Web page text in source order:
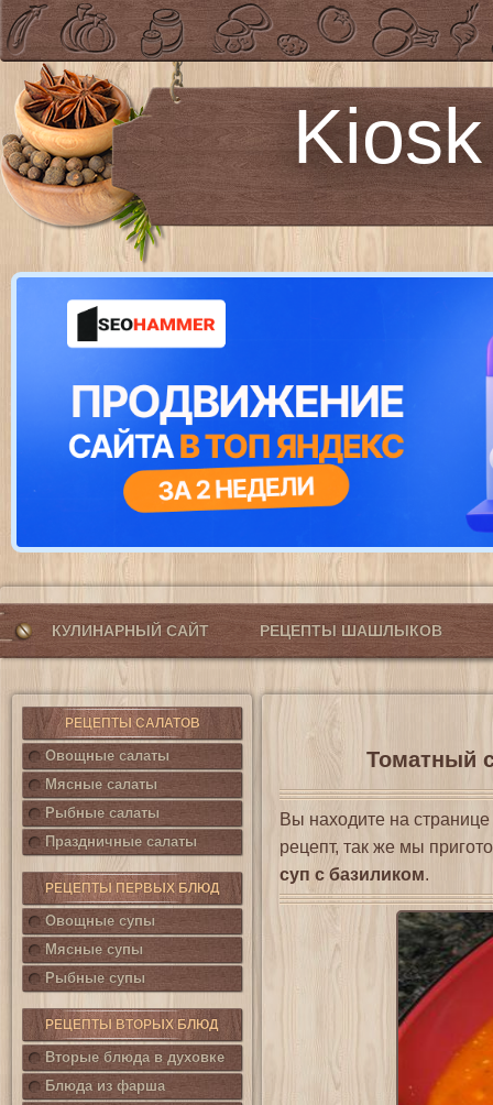
КУЛИНАРНЫЙ САЙТ РЕЦЕПТЫ ШАШЛЫКОВ
РЕЦЕПТЫ САЛАТОВ
Овощные салаты
Мясные салаты
Рыбные салаты
Праздничные салаты
РЕЦЕПТЫ ПЕРВЫХ БЛЮД
Овощные супы
Мясные супы
Рыбные супы
РЕЦЕПТЫ ВТОРЫХ БЛЮД
Вторые блюда в духовке
Блюда из фарша
Томатный
Вы находите на странице
рецепт, так же мы
суп с базиликом.